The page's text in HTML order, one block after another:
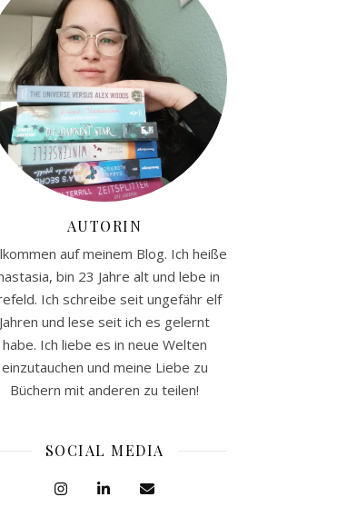
AUTORIN
auf meinem Blog. Ich heiße
bin 23 Jahre alt und lebe in
Ich schreibe seit ungefähr elf
Jahren und lese seit ich es gelernt
habe. Ich liebe es in neue Welten
einzutauchen und meine Liebe zu
Büchern mit anderen zu teilen!
SOCIAL MEDIA